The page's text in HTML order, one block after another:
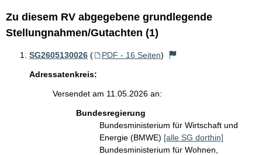
Zu diesem RV abgegebene grundlegende
Stellungnahmen/Gutachten (1)
SG2605130026 ( PDF - 16 Seiten)
Adressatenkreis:
Versendet am 11.05.2026 an:
Bundesregierung
Bundesministerium für Wirtschaft und
Energie (BMWE) [alle SG dorthin]
Bundesministerium für Wohnen,